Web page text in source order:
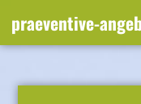
praeventive-